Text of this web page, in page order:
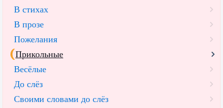
В стихах
В прозе
Пожелания
Прикольные
Весёлые
До слёз
Своими словами до слёз